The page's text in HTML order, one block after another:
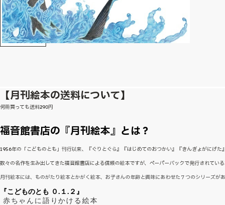
【月刊絵本の送料について】
何冊買っても送料290円
福音館書店の『月刊絵本』とは？
1956年の「こどものとも」刊行以来、『ぐりとぐら』『はじめてのおつかい』『きんぎょがにげ
数々の名作を生み出してきた福音館書店による信頼の絵本ですが、ペーパーバックで発行されてい
月刊絵本には、ものがたり絵本とかがく絵本、お子さんの年齢と興味にあわせた７つのシリーズがあ
『こどものとも ０.１.２』
赤ちゃんに語りかける絵本